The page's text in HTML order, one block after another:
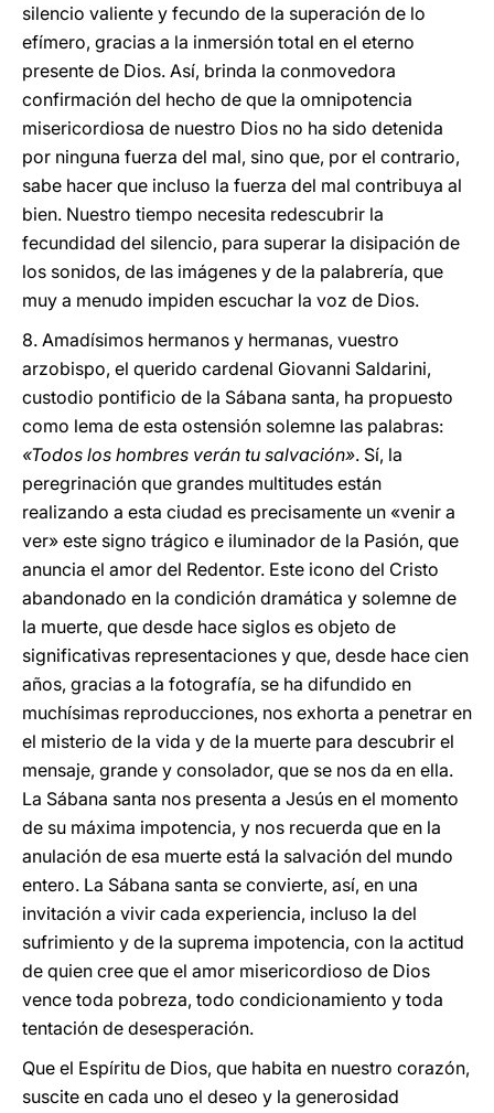
silencio valiente y fecundo de la superación de lo
efímero, gracias a la inmersión total en el eterno
presente de Dios. Así, brinda la conmovedora
confirmación del hecho de que la omnipotencia
misericordiosa de nuestro Dios no ha sido detenida
por ninguna fuerza del mal, sino que, por el contrario,
sabe hacer que incluso la fuerza del mal contribuya al
bien. Nuestro tiempo necesita redescubrir la
fecundidad del silencio, para superar la disipación de
los sonidos, de las imágenes y de la palabrería, que
muy a menudo impiden escuchar la voz de Dios.
8. Amadísimos hermanos y hermanas, vuestro
arzobispo, el querido cardenal Giovanni Saldarini,
custodio pontificio de la Sábana santa, ha propuesto
como lema de esta ostensión solemne las palabras:
«Todos los hombres verán tu salvación». Sí, la
peregrinación que grandes multitudes están
realizando a esta ciudad es precisamente un «venir a
ver» este signo trágico e iluminador de la Pasión, que
anuncia el amor del Redentor. Este icono del Cristo
abandonado en la condición dramática y solemne de
la muerte, que desde hace siglos es objeto de
significativas representaciones y que, desde hace cien
años, gracias a la fotografía, se ha difundido en
muchísimas reproducciones, nos exhorta a penetrar en
el misterio de la vida y de la muerte para descubrir el
mensaje, grande y consolador, que se nos da en ella.
La Sábana santa nos presenta a Jesús en el momento
de su máxima impotencia, y nos recuerda que en la
anulación de esa muerte está la salvación del mundo
entero. La Sábana santa se convierte, así, en una
invitación a vivir cada experiencia, incluso la del
sufrimiento y de la suprema impotencia, con la actitud
de quien cree que el amor misericordioso de Dios
vence toda pobreza, todo condicionamiento y toda
tentación de desesperación.
Que el Espíritu de Dios, que habita en nuestro corazón,
suscite en cada uno el deseo y la generosidad